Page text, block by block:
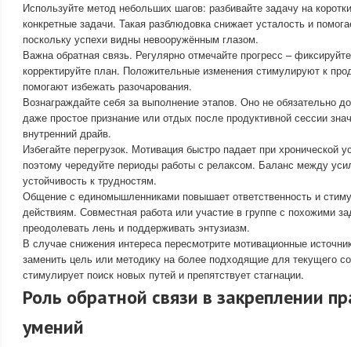
Используйте метод небольших шагов: разбивайте задачу на
конкретные задачи. Такая разблюдовка снижает усталость и
поскольку успехи видны невооружённым глазом.
Важна обратная связь. Регулярно отмечайте прогресс –
корректируйте план. Положительные изменения стимулируют к
помогают избежать разочарования.
Вознаграждайте себя за выполнение этапов. Оно не обязательно
даже простое признание или отдых после продуктивной сессии
внутренний драйв.
Избегайте перегрузок. Мотивация быстро падает при хронической
поэтому чередуйте периоды работы с релаксом. Баланс между
устойчивость к трудностям.
Общение с единомышленниками повышает ответственность и
действиям. Совместная работа или участие в группе с похожими
преодолевать лень и поддерживать энтузиазм.
В случае снижения интереса пересмотрите мотивационные
заменить цель или методику на более подходящие для текущего
стимулирует поиск новых путей и препятствует стагнации.
Роль обратной связи в закреплении
умений